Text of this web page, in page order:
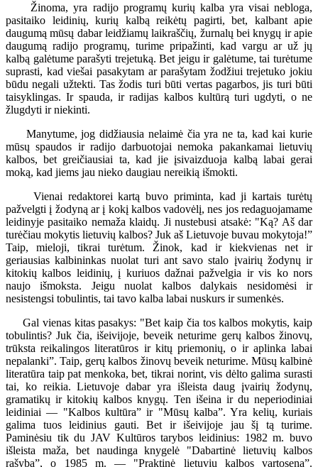
Žinoma, yra radijo programų kurių kalba yra visai nebloga,
pasitaiko leidinių, kurių kalbą reikėtų pagirti, bet, kalbant apie
daugumą mūsų dabar leidžiamų laikraščių, žurnalų bei knygų ir apie
daugumą radijo programų, turime pripažinti, kad vargu ar už jų
kalbą galėtume parašyti trejetuką. Bet jeigu ir galėtume, tai turėtume
suprasti, kad viešai pasakytam ar parašytam žodžiui trejetuko jokiu
būdu negali užtekti. Tas žodis turi būti vertas pagarbos, jis turi būti
taisyklingas. Ir spauda, ir radijas kalbos kultūrą turi ugdyti, o ne
žlugdyti ir niekinti.
Manytume, jog didžiausia nelaimė čia yra ne ta, kad kai kurie
mūsų spaudos ir radijo darbuotojai nemoka pakankamai lietuvių
kalbos, bet greičiausiai ta, kad jie įsivaizduoja kalbą labai gerai
moką, kad jiems jau nieko daugiau nereikią išmokti.
Vienai redaktorei kartą buvo priminta, kad ji kartais turėtų
pažvelgti į žodyną ar į kokį kalbos vadovėlį, nes jos redaguojamame
leidinyje pasitaiko nemaža klaidų. Ji nustebusi atsakė: "Ką? Aš dar
turėčiau mokytis lietuvių kalbos? Juk aš Lietuvoje buvau mokytoja!”
Taip, mieloji, tikrai turėtum. Žinok, kad ir kiekvienas net ir
geriausias kalbininkas nuolat turi ant savo stalo įvairių žodynų ir
kitokių kalbos leidinių, į kuriuos dažnai pažvelgia ir vis ko nors
naujo išmoksta. Jeigu nuolat kalbos dalykais nesidomėsi ir
nesistengsi tobulintis, tai tavo kalba labai nuskurs ir sumenkės.
Gal vienas kitas pasakys: "Bet kaip čia tos kalbos mokytis, kaip
tobulintis? Juk čia, išeivijoje, beveik neturime gerų kalbos žinovų,
trūksta reikalingos literatūros ir kitų priemonių, o ir aplinka labai
nepalanki”. Taip, gerų kalbos žinovų beveik neturime. Mūsų kalbinė
literatūra taip pat menkoka, bet, tikrai norint, vis dėlto galima surasti
tai, ko reikia. Lietuvoje dabar yra išleista daug įvairių žodynų,
gramatikų ir kitokių kalbos knygų. Ten išeina ir du neperiodiniai
leidiniai — "Kalbos kultūra” ir "Mūsų kalba”. Yra kelių, kuriais
galima tuos leidinius gauti. Bet ir išeivijoje jau šį tą turime.
Paminėsiu tik du JAV Kultūros tarybos leidinius: 1982 m. buvo
išleista maža, bet naudinga knygelė "Dabartinė lietuvių kalbos
rašyba”, o 1985 m. — "Praktinė lietuvių kalbos vartosena”.